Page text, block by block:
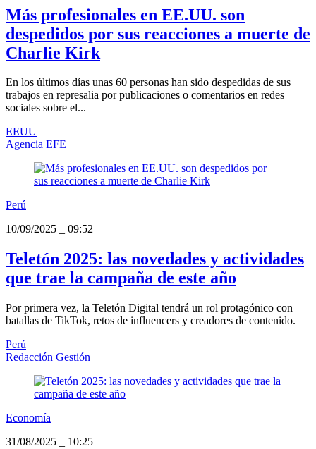
Más profesionales en EE.UU. son
despedidos por sus reacciones a muerte de
Charlie Kirk
En los últimos días unas 60 personas han sido despedidas de sus
trabajos en represalia por publicaciones o comentarios en redes
sociales sobre el...
EEUU
Agencia EFE
Perú
10/09/2025
09:52
Teletón 2025: las novedades y actividades
que trae la campaña de este año
Por primera vez, la Teletón Digital tendrá un rol protagónico con
batallas de TikTok, retos de influencers y creadores de contenido.
Perú
Redacción Gestión
Economía
31/08/2025
10:25